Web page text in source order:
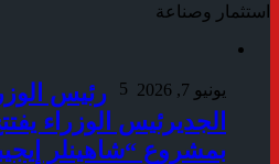
استثمار وصناعة
يونيو 7, 2026 5
رئيس
الجديرئيس الوزراء